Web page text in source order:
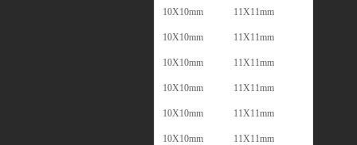
10X10mm 11X11mm
10X10mm 11X11mm
10X10mm 11X11mm
10X10mm 11X11mm
10X10mm 11X11mm
10X10mm 11X11mm